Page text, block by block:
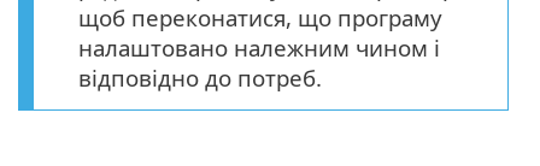
щоб переконатися, що програму
налаштовано належним чином і
відповідно до потреб.